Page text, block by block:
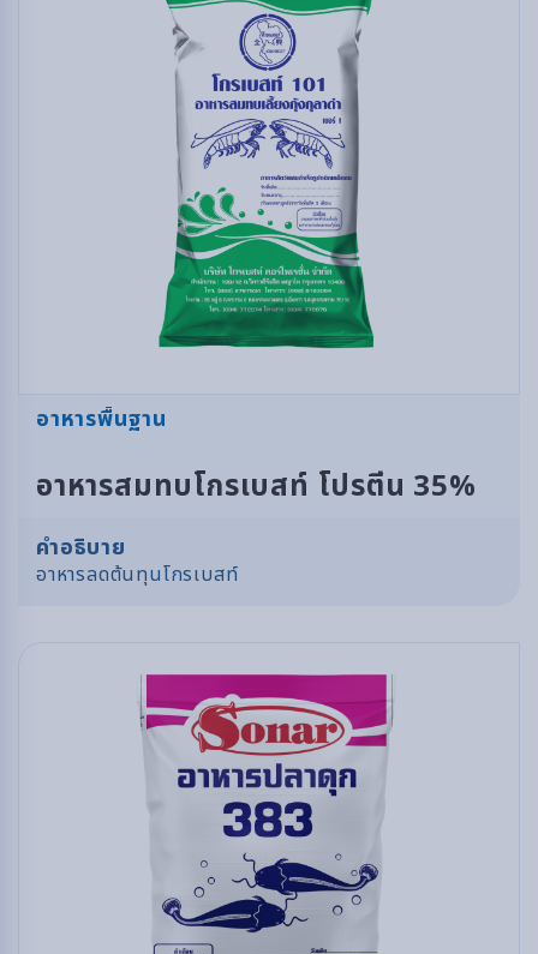
อาหารพื้นฐาน
อาหารสมทบโกรเบสท์ โปรตีน 35%
คำอธิบาย
อาหารลดต้นทุนโกรเบสท์